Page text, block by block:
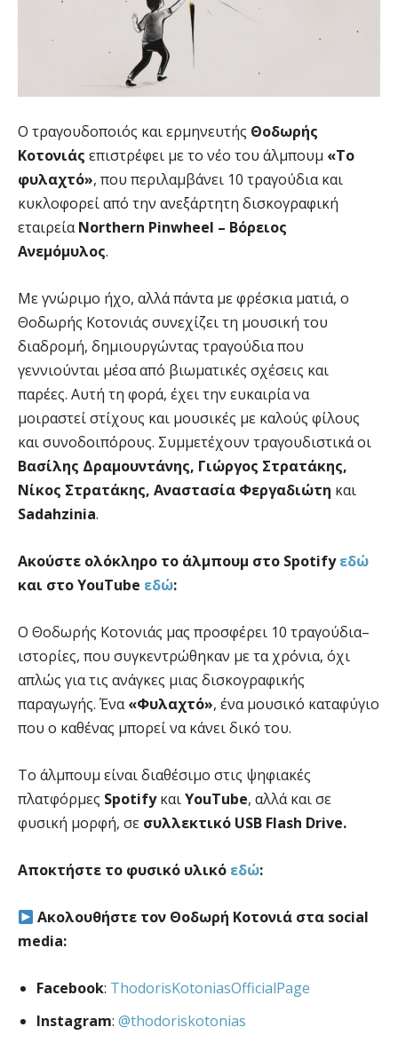
Ο τραγουδοποιός και ερμηνευτής Θοδωρής
Κοτονιάς επιστρέφει με το νέο του άλμπουμ «Το
φυλαχτό», που περιλαμβάνει 10 τραγούδια και
κυκλοφορεί από την ανεξάρτητη δισκογραφική
εταιρείαNorthern Pinwheel – Βόρειος
Ανεμόμυλος.
Με γνώριμο ήχο, αλλά πάντα με φρέσκια ματιά, ο
Θοδωρής Κοτονιάς συνεχίζει τη μουσική του
διαδρομή, δημιουργώντας τραγούδια που
γεννιούνται μέσα από βιωματικές σχέσεις και
παρέες. Αυτή τη φορά, έχει την ευκαιρία να
μοιραστεί στίχους και μουσικές με καλούς φίλους
και συνοδοιπόρους. Συμμετέχουν τραγουδιστικά οι
Βασίλης Δραμουντάνης, Γιώργος Στρατάκης,
Νίκος Στρατάκης, Αναστασία Φεργαδιώτη και
Sadahzinia.
Ακούστε ολόκληρο το άλμπουμ στο Spotify εδώ
και στοYouTube εδώ:
Ο Θοδωρής Κοτονιάς μας προσφέρει 10 τραγούδια–
ιστορίες, που συγκεντρώθηκαν με τα χρόνια, όχι
απλώς για τις ανάγκες μιας δισκογραφικής
παραγωγής. Ένα«Φυλαχτό», ένα μουσικό καταφύγιο
που ο καθένας μπορεί να κάνει δικό του.
Το άλμπουμ είναι διαθέσιμο στις ψηφιακές
πλατφόρμες SpotifyκαιYouTube, αλλά και σε
φυσική μορφή, σε συλλεκτικό USB Flash Drive.
Αποκτήστε το φυσικό υλικό εδώ:
Ακολουθήστε τον Θοδωρή Κοτονιά στα social
media:
Facebook: ThodorisKotoniasOfficialPage
Instagram: @thodoriskotonias